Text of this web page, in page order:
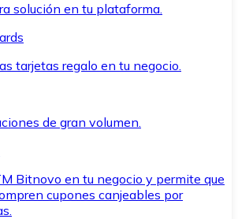
solución en tu plataforma.
tarjetas regalo en tu negocio.
de gran volumen.
Bitnovo en tu negocio y permite que
cupones canjeables por